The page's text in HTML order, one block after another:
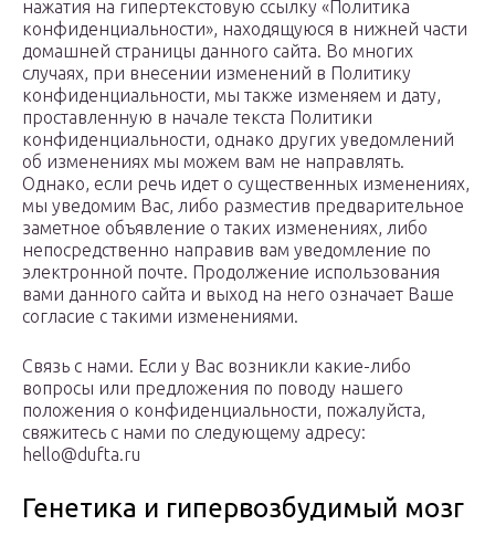
нажатия на гипертекстовую ссылку «Политика
конфиденциальности», находящуюся в нижней части
домашней страницы данного сайта. Во многих
случаях, при внесении изменений в Политику
конфиденциальности, мы также изменяем и дату,
проставленную в начале текста Политики
конфиденциальности, однако других уведомлений
об изменениях мы можем вам не направлять.
Однако, если речь идет о существенных изменениях,
мы уведомим Вас, либо разместив предварительное
заметное объявление о таких изменениях, либо
непосредственно направив вам уведомление по
электронной почте. Продолжение использования
вами данного сайта и выход на него означает Ваше
согласие с такими изменениями.
Связь с нами. Если у Вас возникли какие-либо
вопросы или предложения по поводу нашего
положения о конфиденциальности, пожалуйста,
свяжитесь с нами по следующему адресу:
hello@dufta.ru
Генетика и гипервозбудимый мозг